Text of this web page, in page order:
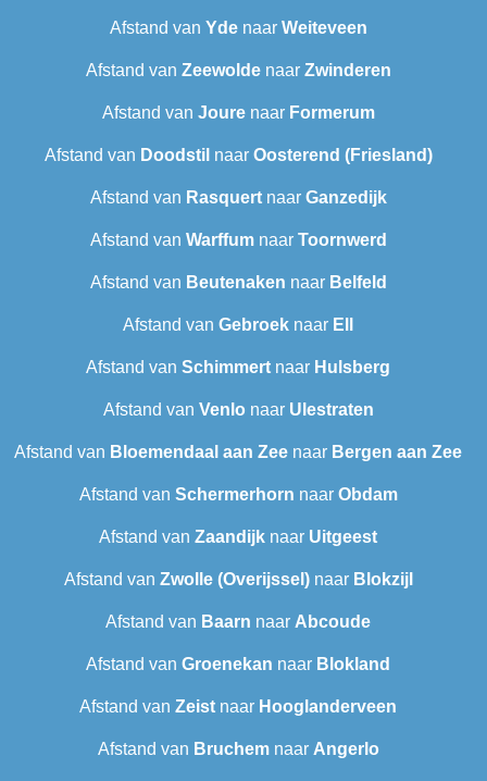
Afstand van Ydenaar Weiteveen
Afstand van Zeewoldenaar Zwinderen
Afstand van Jourenaar Formerum
Afstand van Doodstil naar Oosterend (Friesland)
Afstand van Rasquertnaar Ganzedijk
Afstand van Warffumnaar Toornwerd
Afstand van Beutenaken naar Belfeld
Afstand van Gebroek naar Ell
Afstand van Schimmert naar Hulsberg
Afstand van Venlo naar Ulestraten
Afstand van Bloemendaal aan Zee naar Bergen aan Zee
Afstand van Schermerhorn naar Obdam
Afstand van Zaandijk naar Uitgeest
Afstand van Zwolle (Overijssel)naar Blokzijl
Afstand van Baarn naar Abcoude
Afstand van Groenekan naar Blokland
Afstand van Zeist naar Hooglanderveen
Afstand van Bruchemnaar Angerlo